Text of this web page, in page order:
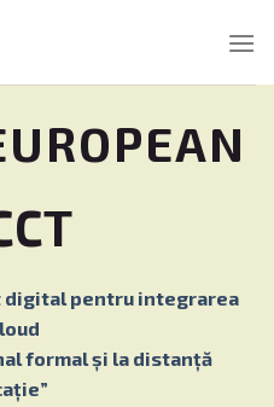
digital pentru integrarea
formal și la distanță